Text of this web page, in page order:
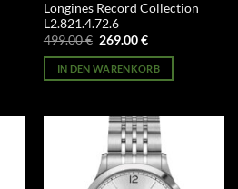
Longines Record Collection
L2.821.4.72.6
499.00€ Ursprünglicher
war:
499.00 €
269.00€Aktueller
ist:
269.00 €.
IN DEN WARENKORB